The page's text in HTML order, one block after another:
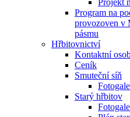
Projekt
Program na
provozoven v
pásmu
Hřbitovnictví
Kontaktní
Ceník
Smuteční síň
Starý hřbitov